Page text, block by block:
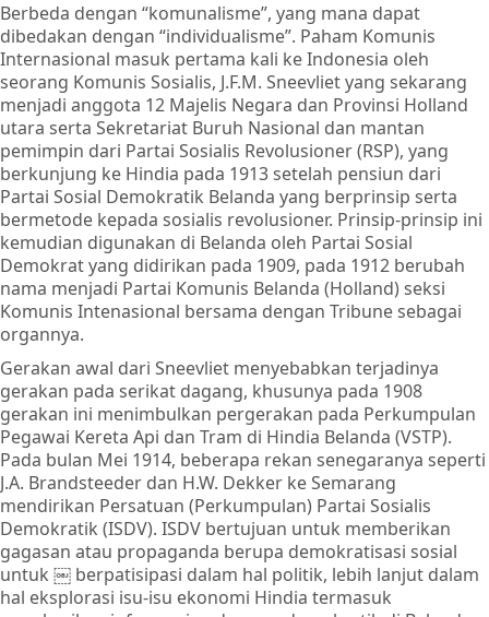
Berbeda dengan “komunalisme”, yang mana dapat
dibedakan dengan “individualisme”. Paham Komunis
Internasional masuk pertama kali ke Indonesia oleh
seorang Komunis Sosialis, J.F.M. Sneevliet yang sekarang
menjadi anggota 12 Majelis Negara dan Provinsi Holland
utara serta Sekretariat Buruh Nasional dan mantan
pemimpin dari Partai Sosialis Revolusioner (RSP), yang
berkunjung ke Hindia pada 1913 setelah pensiun dari
Partai Sosial Demokratik Belanda yang berprinsip serta
bermetode kepada sosialis revolusioner. Prinsip-prinsip ini
kemudian digunakan di Belanda oleh Partai Sosial
Demokrat yang didirikan pada 1909, pada 1912 berubah
nama menjadi Partai Komunis Belanda (Holland) seksi
Komunis Intenasional bersama dengan Tribune sebagai
organnya.
Gerakan awal dari Sneevliet menyebabkan terjadinya
gerakan pada serikat dagang, khusunya pada 1908
gerakan ini menimbulkan pergerakan pada Perkumpulan
Pegawai Kereta Api dan Tram di Hindia Belanda (VSTP).
Pada bulan Mei 1914, beberapa rekan senegaranya seperti
J.A. Brandsteeder dan H.W. Dekker ke Semarang
mendirikan Persatuan (Perkumpulan) Partai Sosialis
Demokratik (ISDV). ISDV bertujuan untuk memberikan
gagasan atau propaganda berupa demokratisasi sosial
untuk ￼ berpatisipasi dalam hal politik, lebih lanjut dalam
hal eksplorasi isu-isu ekonomi Hindia termasuk